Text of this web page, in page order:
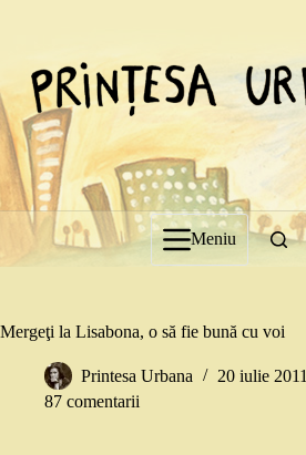
Meniu
Mergeţi la Lisabona, o să fie bună cu voi
Printesa Urbana 20 iulie 2011
87 comentarii